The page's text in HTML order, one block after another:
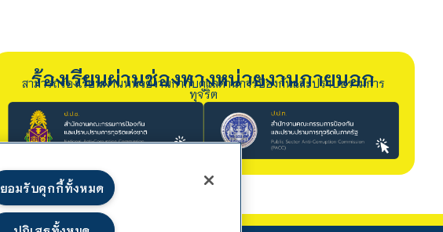
ร้องเรียนผ่านช่องทางหน่วยงานภายนอก
สามารถร้องเรียนผ่านหน่วยงานกำกับดูแลด้านการป้องกันและปราบปรามการ
ทุจริต
ยอมรับคุกกี้ทั้งหมด